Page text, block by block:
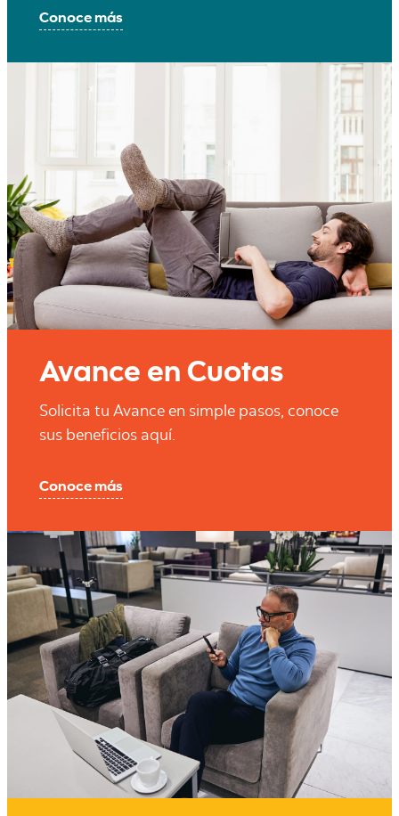
Conoce más
Avance en Cuotas
Solicita tu Avance en simple pasos, conoce
sus beneficios aquí.
Conoce más